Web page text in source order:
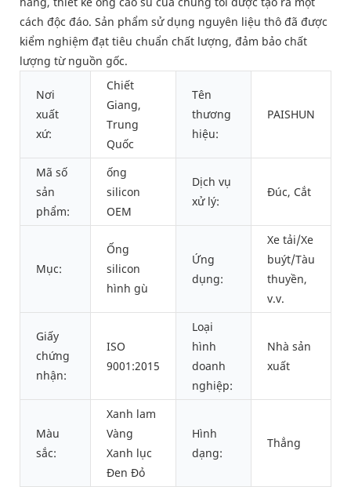
cách độc đáo. Sản phẩm sử dụng nguyên liệu thô đã được
kiểm nghiệm đạt tiêu chuẩn chất lượng, đảm bảo chất
lượng từ nguồn gốc.
Nơi
xuất
xứ:
Chiết
Giang,
Trung
Quốc
Tên
thương
hiệu:
PAISHUN
Mã số
sản
phẩm:
ống
silicon
OEM
Dịch vụ
xử lý:
Đúc, Cắt
Mục:
Ống
silicon
hình gù
Ứng
dụng:
Xe tải/Xe
buýt/Tàu
thuyền,
v.v.
Giấy
chứng
nhận:
ISO
9001:2015
Loại
hình
doanh
nghiệp:
Nhà sản
xuất
Màu
sắc:
Xanh lam
Vàng
Xanh lục
Đen Đỏ
Hình
dạng:
Thẳng